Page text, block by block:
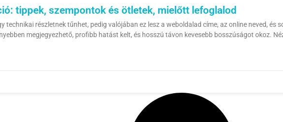
tippek, szempontok és ötletek, mielőtt lefoglalod
technikai részletnek tűnhet, pedig valójában ez lesz a weboldalad címe, az online neved, és
megjegyezhető, profibb hatást kelt, és hosszú távon kevesebb bosszúságot okoz.